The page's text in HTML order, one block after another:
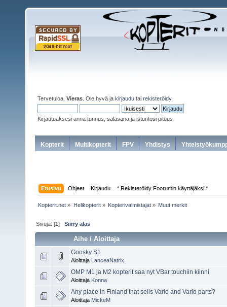
Tervetuloa, Vieras . Ole hyvä ja kirjaudu tai rekisteröidy.
Kirjautuaksesi anna tunnus, salasana ja istuntosi pituus
Kopterit Multikopterit FPV Yhdistys
Etusivu Ohjeet Kirjaudu * Rekisteröidy Foorumin käyttäjäksi *
Kopterit.net » Helikopterit» Kopterivalmistajat» Muut merkit
Sivuja: [1]Siirry alas
Aihe /Aloittaja
Goosky S1
Aloittaja LanceaNatrix
OMP M1 ja M2 kopterit saa nyt VBar touchiin kiinni
Aloittaja Konna
Any place in Finland that sells Vario and Vario parts?
Aloittaja MickeM